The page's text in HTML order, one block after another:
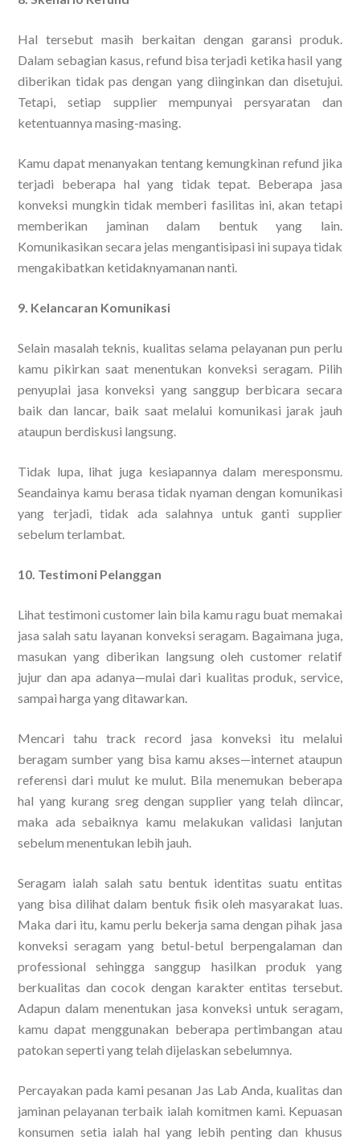
Hal tersebut masih berkaitan dengan garansi produk.
Dalam sebagian kasus, refund bisa terjadi ketika hasil yang
diberikan tidak pas dengan yang diinginkan dan disetujui.
Tetapi, setiap supplier mempunyai persyaratan dan
ketentuannya masing-masing.
Kamu dapat menanyakan tentang kemungkinan refund jika
terjadi beberapa hal yang tidak tepat. Beberapa jasa
konveksi mungkin tidak memberi fasilitas ini, akan tetapi
memberikan jaminan dalam bentuk yang lain.
Komunikasikan secara jelas mengantisipasi ini supaya tidak
mengakibatkan ketidaknyamanan nanti.
9. Kelancaran Komunikasi
Selain masalah teknis, kualitas selama pelayanan pun perlu
kamu pikirkan saat menentukan konveksi seragam. Pilih
penyuplai jasa konveksi yang sanggup berbicara secara
baik dan lancar, baik saat melalui komunikasi jarak jauh
ataupun berdiskusi langsung.
Tidak lupa, lihat juga kesiapannya dalam meresponsmu.
Seandainya kamu berasa tidak nyaman dengan komunikasi
yang terjadi, tidak ada salahnya untuk ganti supplier
sebelum terlambat.
10. Testimoni Pelanggan
Lihat testimoni customer lain bila kamu ragu buat memakai
jasa salah satu layanan konveksi seragam. Bagaimana juga,
masukan yang diberikan langsung oleh customer relatif
jujur dan apa adanya—mulai dari kualitas produk, service,
sampai harga yang ditawarkan.
Mencari tahu track record jasa konveksi itu melalui
beragam sumber yang bisa kamu akses—internet ataupun
referensi dari mulut ke mulut. Bila menemukan beberapa
hal yang kurang sreg dengan supplier yang telah diincar,
maka ada sebaiknya kamu melakukan validasi lanjutan
sebelum menentukan lebih jauh.
Seragam ialah salah satu bentuk identitas suatu entitas
yang bisa dilihat dalam bentuk fisik oleh masyarakat luas.
Maka dari itu, kamu perlu bekerja sama dengan pihak jasa
konveksi seragam yang betul-betul berpengalaman dan
professional sehingga sanggup hasilkan produk yang
berkualitas dan cocok dengan karakter entitas tersebut.
Adapun dalam menentukan jasa konveksi untuk seragam,
kamu dapat menggunakan beberapa pertimbangan atau
patokan seperti yang telah dijelaskan sebelumnya.
Percayakan pada kami pesanan Jas Lab Anda, kualitas dan
jaminan pelayanan terbaik ialah komitmen kami. Kepuasan
konsumen setia ialah hal yang lebih penting dan khusus